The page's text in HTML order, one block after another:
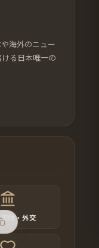
海外のニュー
る日本唯一の
国防・外交